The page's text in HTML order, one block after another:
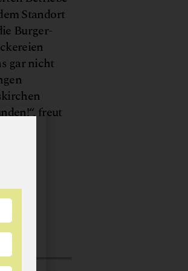
Standort
Burger-
gar nicht
freut